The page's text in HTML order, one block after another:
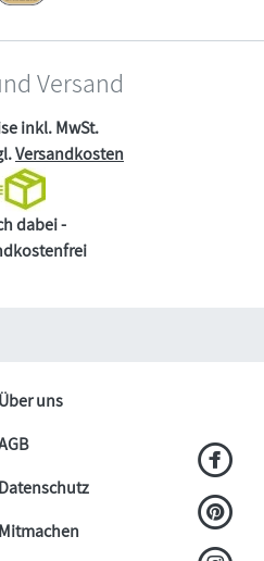
Versand
inkl. MwSt.
Versandkosten
dabei -
Über uns
Datenschutz
Mitmachen